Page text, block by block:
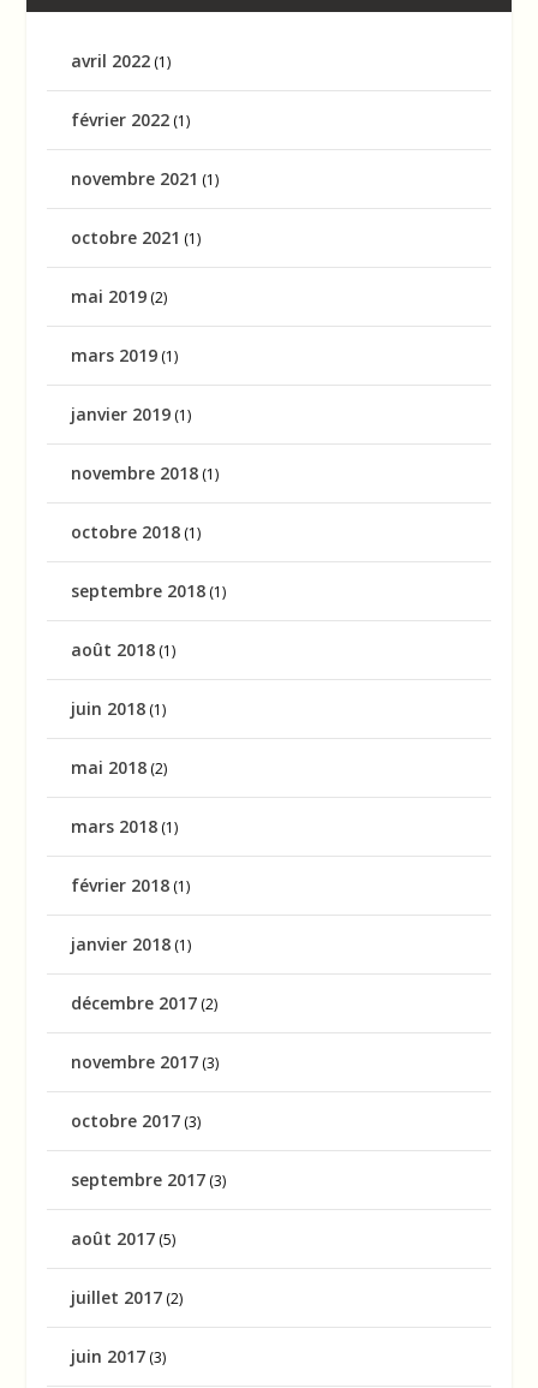
avril 2022 (1)
février 2022 (1)
novembre 2021 (1)
octobre 2021 (1)
mai 2019 (2)
mars 2019 (1)
janvier 2019 (1)
novembre 2018 (1)
octobre 2018 (1)
septembre 2018 (1)
août 2018 (1)
juin 2018 (1)
mai 2018 (2)
mars 2018 (1)
février 2018 (1)
janvier 2018 (1)
décembre 2017 (2)
novembre 2017 (3)
octobre 2017 (3)
septembre 2017 (3)
août 2017 (5)
juillet 2017 (2)
juin 2017 (3)